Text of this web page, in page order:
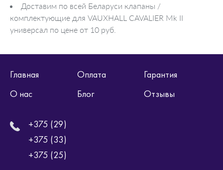
Доставим по всей Беларуси клапаны /
комплектующие для VAUXHALL CAVALIER Mk II
универсал по цене от 10 руб.
Главная Оплата
Гарантия
О нас
Блог Отзывы
+375 (29)
+375 (33)
+375 (25)